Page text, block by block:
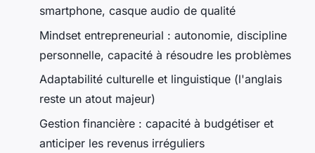
smartphone, casque audio de qualité
Mindset entrepreneurial : autonomie, discipline
personnelle, capacité à résoudre les problèmes
Adaptabilité culturelle et linguistique (l'anglais
reste un atout majeur)
Gestion financière : capacité à budgétiser et
anticiper les revenus irréguliers